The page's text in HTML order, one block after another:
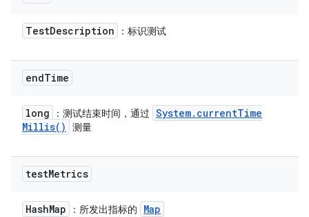
TestDescription ：标识测试
endTime
long ：测试结束时间，通过 System. currentTime
Millis( ) 测量
testMetrics
HashMap ：所发出指标的 Map